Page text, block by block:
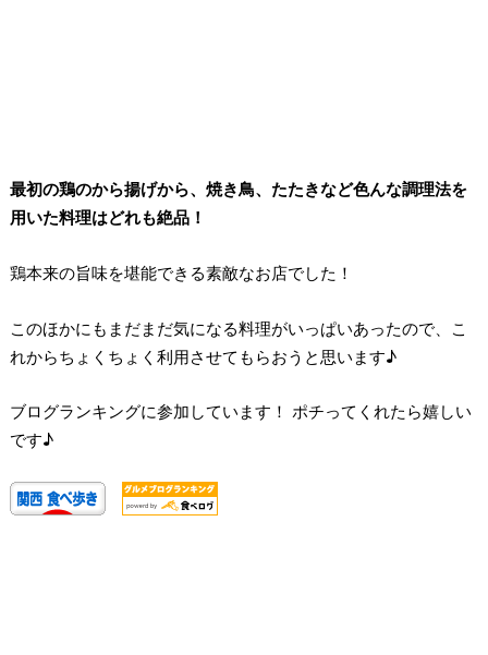
最初の鶏のから揚げから、焼き鳥、たたきなど色んな調理法を
用いた料理はどれも絶品！
鶏本来の旨味を堪能できる素敵なお店でした！
このほかにもまだまだ気になる料理がいっぱいあったので、こ
れからちょくちょく利用させてもらおうと思います♪
ブログランキングに参加しています！ ポチってくれたら嬉しい
です♪